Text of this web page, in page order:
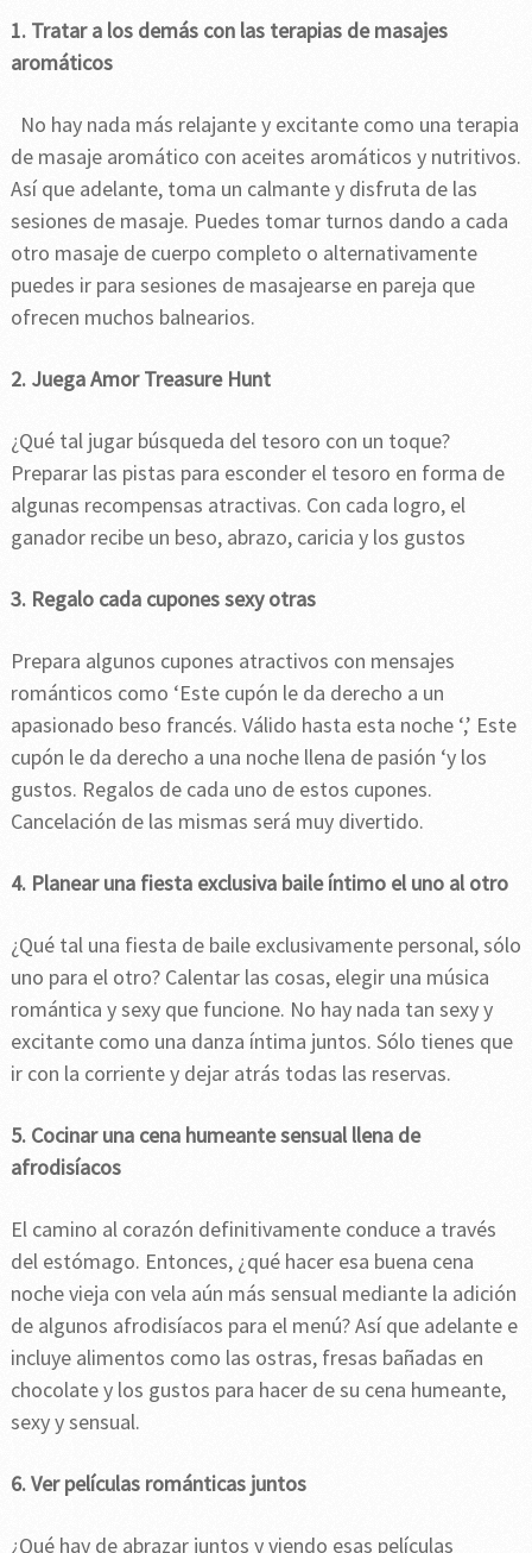
1. Tratar a los demás con las terapias de masajes
aromáticos
No hay nada más relajante y excitante como una terapia
de masaje aromático con aceites aromáticos y nutritivos.
Así que adelante, toma un calmante y disfruta de las
sesiones de masaje. Puedes tomar turnos dando a cada
otro masaje de cuerpo completo o alternativamente
puedes ir para sesiones de masajearse en pareja que
ofrecen muchos balnearios.
2. Juega Amor Treasure Hunt
¿Qué tal jugar búsqueda del tesoro con un toque?
Preparar las pistas para esconder el tesoro en forma de
algunas recompensas atractivas. Con cada logro, el
ganador recibe un beso, abrazo, caricia y los gustos
3. Regalo cada cupones sexy otras
Prepara algunos cupones atractivos con mensajes
románticos como ‘Este cupón le da derecho a un
apasionado beso francés. Válido hasta esta noche ‘,’ Este
cupón le da derecho a una noche llena de pasión ‘y los
gustos. Regalos de cada uno de estos cupones.
Cancelación de las mismas será muy divertido.
4. Planear una fiesta exclusiva baile íntimo el uno al otro
¿Qué tal una fiesta de baile exclusivamente personal, sólo
uno para el otro? Calentar las cosas, elegir una música
romántica y sexy que funcione. No hay nada tan sexy y
excitante como una danza íntima juntos. Sólo tienes que
ir con la corriente y dejar atrás todas las reservas.
5. Cocinar una cena humeante sensual llena de
afrodisíacos
El camino al corazón definitivamente conduce a través
del estómago. Entonces, ¿qué hacer esa buena cena
noche vieja con vela aún más sensual mediante la adición
de algunos afrodisíacos para el menú? Así que adelante e
incluye alimentos como las ostras, fresas bañadas en
chocolate y los gustos para hacer de su cena humeante,
sexy y sensual.
6. Ver películas románticas juntos
¿Qué hay de abrazar juntos y viendo esas películas